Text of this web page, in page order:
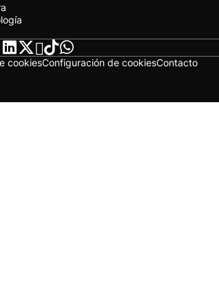
cookiesConfiguración de cookiesContacto